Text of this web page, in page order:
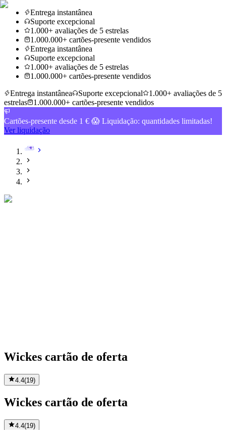
Entrega instantânea
Suporte excepcional
1.000+ avaliações de 5 estrelas
1.000.000+ cartões-presente vendidos
Entrega instantânea
Suporte excepcional
1.000+ avaliações de 5 estrelas
1.000.000+ cartões-presente vendidos
Entrega instantânea
Suporte excepcional
1.000+ avaliações de 5
estrelas
1.000.000+ cartões-presente vendidos
Cartões-presente desde 1 € 😱 Liquidação: quantidades limitadas!
Ver liquidação
Wickes cartão de oferta
4.4(19)
Wickes cartão de oferta
4.4(19)